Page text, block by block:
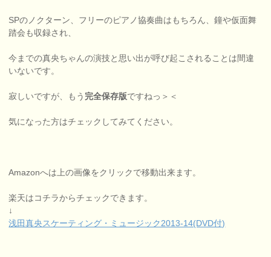
SPのノクターン、フリーのピアノ協奏曲はもちろん、鐘や仮面舞
踏会も収録され、
今までの真央ちゃんの演技と思い出が呼び起こされることは間違
いないです。
寂しいですが、もう 完全保存版ですねっ＞＜
気になった方はチェックしてみてください。
Amazonへは上の画像をクリックで移動出来ます。
楽天はコチラからチェックできます。
↓
浅田真央スケーティング・ミュージック2013-14(DVD付)